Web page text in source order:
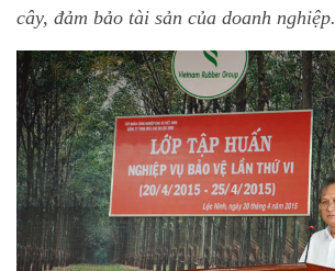
cây, đảm bảo tài sản của doanh nghiệp.